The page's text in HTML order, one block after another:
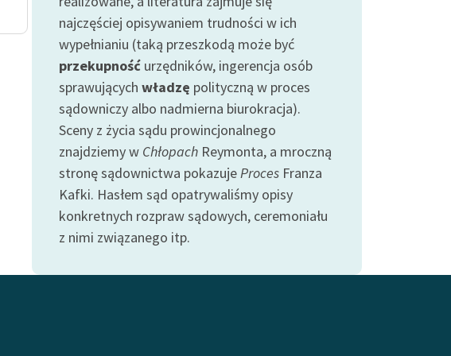
najczęściej opisywaniem trudności w ich
wypełnianiu (taką przeszkodą może być
przekupność urzędników, ingerencja osób
sprawujących władzę polityczną w proces
sądowniczy albo nadmierna biurokracja).
Sceny z życia sądu prowincjonalnego
znajdziemy w Chłopach Reymonta, a mroczną
stronę sądownictwa pokazujeProces Franza
Kafki. Hasłem sąd opatrywaliśmy opisy
konkretnych rozpraw sądowych, ceremoniału
z nimi związanego itp.